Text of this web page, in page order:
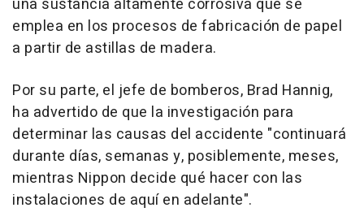
una sustancia altamente corrosiva que se
emplea en los procesos de fabricación de papel
a partir de astillas de madera.
Por su parte, el jefe de bomberos, Brad Hannig,
ha advertido de que la investigación para
determinar las causas del accidente "continuará
durante días, semanas y, posiblemente, meses,
mientras Nippon decide qué hacer con las
instalaciones de aquí en adelante".